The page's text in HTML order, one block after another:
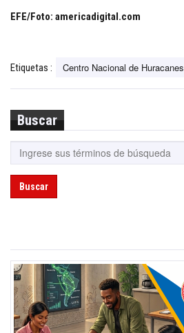
EFE/Foto: americadigital.com
Etiquetas : Centro Nacional de Huracanes
Buscar
Buscar